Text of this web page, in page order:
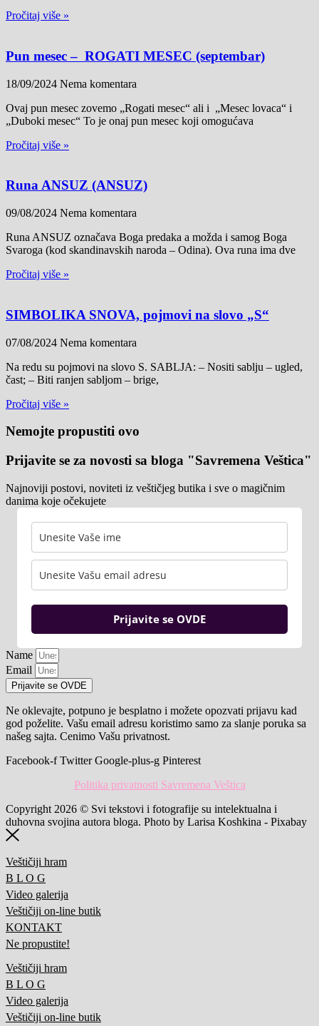
Pročitaj više »
Pun mesec – ROGATI MESEC (septembar)
18/09/2024 Nema komentara
Ovaj pun mesec zovemo „Rogati mesec“ ali i „Mesec lovaca“ i
„Duboki mesec“ To je onaj pun mesec koji omogućava
Pročitaj više »
Runa ANSUZ (ANSUZ)
09/08/2024 Nema komentara
Runa ANSUZ označava Boga predaka a možda i samog Boga
Svaroga (kod skandinavskih naroda – Odina). Ova runa ima dve
Pročitaj više »
SIMBOLIKA SNOVA, pojmovi na slovo „S“
07/08/2024 Nema komentara
Na redu su pojmovi na slovo S. SABLJA: – Nositi sablju – ugled,
čast; – Biti ranjen sabljom – brige,
Pročitaj više »
Nemojte propustiti ovo
Prijavite se za novosti sa bloga "Savremena Veštica"
Najnoviji postovi, noviteti iz veštičjeg butika i sve o magičnim
danima koje očekujete
Prijavite se OVDE
Name
Email
Prijavite se OVDE
Ne oklevajte, potpuno je besplatno i možete opozvati prijavu kad
god poželite. Vašu email adresu koristimo samo za slanje poruka sa
našeg sajta. Cenimo Vašu privatnost.
Facebook-f Twitter Google-plus-g Pinterest
Politika privatnosti Savremena Veštica
Copyright 2026 © Svi tekstovi i fotografije su intelektualna i
duhovna svojina autora bloga. Photo by Larisa Koshkina - Pixabay
Veštičiji hram
B L O G
Video galerija
Veštičiji on-line butik
KONTAKT
Ne propustite!
Veštičiji hram
B L O G
Video galerija
Veštičiji on-line butik